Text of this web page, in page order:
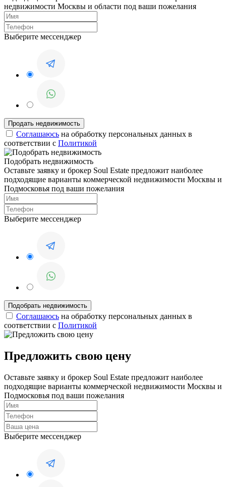
недвижимости Москвы и области под ваши пожелания
Выберите мессенджер
Соглашаюсь на обработку персональных данных в
соответствии с Политикой
Подобрать недвижимость
Оставьте заявку и брокер Soul Estate предложит наиболее
подходящие варианты коммерческой недвижимости Москвы и
Подмосковья под ваши пожелания
Выберите мессенджер
Соглашаюсь на обработку персональных данных в
соответствии с Политикой
Предложить свою цену
Оставьте заявку и брокер Soul Estate предложит наиболее
подходящие варианты коммерческой недвижимости Москвы и
Подмосковья под ваши пожелания
Выберите мессенджер